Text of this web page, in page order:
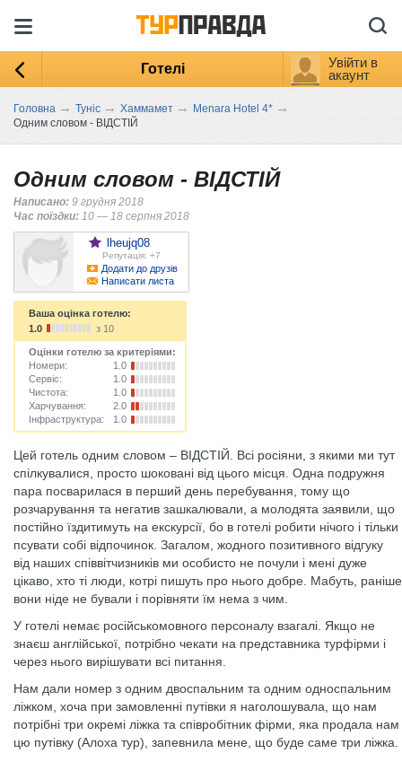
Готелі
Увійти в
акаунт
Головна → Туніс → Хаммамет → Menara Hotel 4* →
Одним словом - ВІДСТІЙ
Одним словом - ВІДСТІЙ
Написано: 9 грудня 2018
Час поїздки: 10 — 18 серпня 2018
lheujq08
Репутація: +7
Додати до друзів
Написати листа
Ваша оцінка готелю:
1.0
з 10
Оцінки готелю за критеріями:
Номери:
1.0
Сервіс:
1.0
Чистота:
1.0
Харчування:
2.0
Інфраструктура:
1.0
Цей готель одним словом – ВІДСТІЙ. Всі росіяни, з якими ми тут
спілкувалися, просто шоковані від цього місця. Одна подружня
пара посварилася в перший день перебування, тому що
розчарування та негатив зашкалювали, а молодята заявили, що
постійно їздитимуть на екскурсії, бо в готелі робити нічого і тільки
псувати собі відпочинок. Загалом, жодного позитивного відгуку
від наших співвітчизників ми особисто не почули і мені дуже
цікаво, хто ті люди, котрі пишуть про нього добре. Мабуть, раніше
вони ніде не бували і порівняти їм нема з чим.
У готелі немає російськомовного персоналу взагалі. Якщо не
знаєш англійської, потрібно чекати на представника турфірми і
через нього вирішувати всі питання.
Нам дали номер з одним двоспальним та одним односпальним
ліжком, хоча при замовленні путівки я наголошувала, що нам
потрібні три окремі ліжка та співробітник фірми, яка продала нам
цю путівку (Алоха тур), запевнила мене, що буде саме три ліжка.